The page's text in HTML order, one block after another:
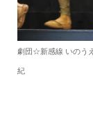
劇団☆新感線 いのう
紀